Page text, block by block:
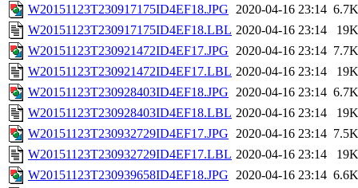
W20151123T230917175ID4EF18.JPG 2020-04-16 23:14 6.7K
W20151123T230917175ID4EF18.LBL 2020-04-16 23:14
19K
W20151123T230921472ID4EF17.JPG 2020-04-16 23:14 7.7K
W20151123T230921472ID4EF17.LBL 2020-04-16 23:14
19K
W20151123T230928403ID4EF18.JPG 2020-04-16 23:14 6.7K
W20151123T230928403ID4EF18.LBL 2020-04-16 23:14
19K
W20151123T230932729ID4EF17.JPG 2020-04-16 23:14 7.5K
W20151123T230932729ID4EF17.LBL 2020-04-16 23:14
19K
W20151123T230939658ID4EF18.JPG 2020-04-16 23:14 6.6K